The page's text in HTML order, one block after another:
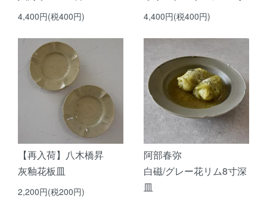
4,400円(税400円) 4,400円(税400円)
【再入荷】八木橋昇
灰釉花板皿
2,200円(税200円)
阿部春弥
白磁/グレー花リム8寸深
皿